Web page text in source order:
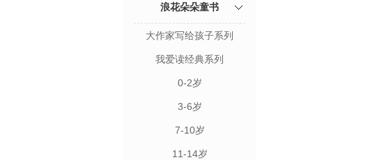
浪花朵朵童书
大作家写给孩子系列
我爱读经典系列
0-2岁
3-6岁
7-10岁
11-14岁